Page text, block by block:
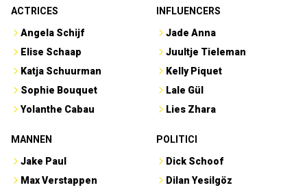
ACTRICES
Angela Schijf
Elise Schaap
Katja Schuurman
Sophie Bouquet
Yolanthe Cabau
INFLUENCERS
Jade Anna
Juultje Tieleman
Kelly Piquet
Lale Gül
Lies Zhara
MANNEN
Jake Paul
Max Verstappen
POLITICI
Dick Schoof
Dilan Yesilgöz